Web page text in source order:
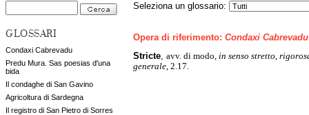
GLOSSARI
Condaxi Cabrevadu
Predu Mura. Sas poesias d'una
bida
Il condaghe di San Gavino
Agricoltura di Sardegna
Il registro di San Pietro di Sorres
Seleziona un glossario:
Opera di riferimento: Condaxi Cabrevadu
Stricte avv. di modo, in senso stretto,
generale , 2.17.